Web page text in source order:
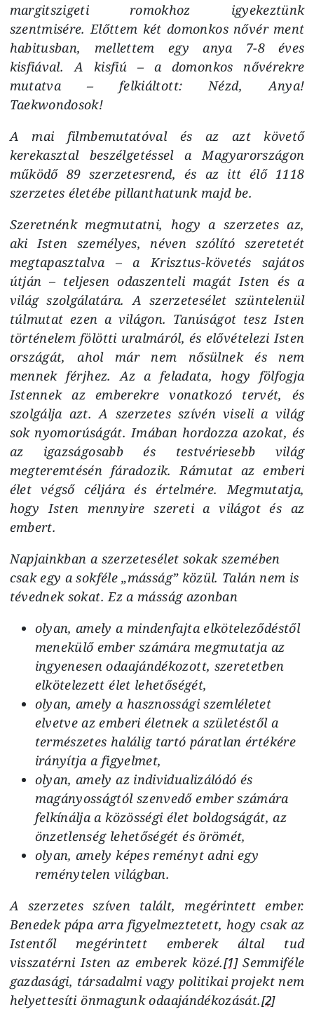
margitszigeti romokhoz igyekeztünk
szentmisére. Előttem két domonkos nővér ment
habitusban, mellettem egy anya 7-8 éves
kisfiával. A kisfiú – a domonkos nővérekre
mutatva – felkiáltott: Nézd, Anya!
Taekwondosok!
A mai filmbemutatóval és az azt követő
kerekasztal beszélgetéssel a Magyarországon
működő 89 szerzetesrend, és az itt élő 1118
szerzetes életébe pillanthatunk majd be.
Szeretnénk megmutatni, hogy a szerzetes az,
aki Isten személyes, néven szólító szeretetét
megtapasztalva – a Krisztus-követés sajátos
útján – teljesen odaszenteli magát Isten és a
világ szolgálatára. A szerzetesélet szüntelenül
túlmutat ezen a világon. Tanúságot tesz Isten
történelem fölötti uralmáról, és elővételezi Isten
országát, ahol már nem nősülnek és nem
mennek férjhez. Az a feladata, hogy fölfogja
Istennek az emberekre vonatkozó tervét, és
szolgálja azt. A szerzetes szívén viseli a világ
sok nyomorúságát. Imában hordozza azokat, és
az igazságosabb és testvériesebb világ
megteremtésén fáradozik. Rámutat az emberi
élet végső céljára és értelmére. Megmutatja,
hogy Isten mennyire szereti a világot és az
embert.
Napjainkban a szerzetesélet sokak szemében
csak egy a sokféle „másság” közül. Talán nem is
tévednek sokat. Ez a másság azonban
olyan, amely a mindenfajta elköteleződéstől
menekülő ember számára megmutatja az
ingyenesen odaajándékozott, szeretetben
elkötelezett élet lehetőségét,
olyan, amely a hasznossági szemléletet
elvetve az emberi életnek a születéstől a
természetes halálig tartó páratlan értékére
irányítja a figyelmet,
olyan, amely az individualizálódó és
magányosságtól szenvedő ember számára
felkínálja a közösségi élet boldogságát, az
önzetlenség lehetőségét és örömét,
olyan, amely képes reményt adni egy
reménytelen világban.
A szerzetes szíven talált, megérintett ember.
Benedek pápa arra figyelmeztetett, hogy csak az
Istentől megérintett emberek által tud
visszatérni Isten az emberek közé.[1]Semmiféle
gazdasági, társadalmi vagy politikai projekt nem
helyettesíti önmagunk odaajándékozását.[2]